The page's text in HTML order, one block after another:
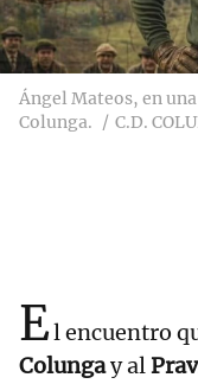
Ángel Mateos, en
Colunga.
C.D.
El encuentro
Colungay al